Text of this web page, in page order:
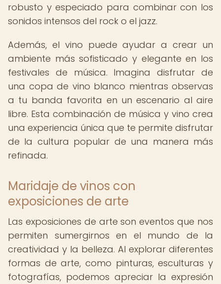
robusto y especiado para combinar con los
sonidos intensos del rock o el jazz.
Además, el vino puede ayudar a crear un
ambiente más sofisticado y elegante en los
festivales de música. Imagina disfrutar de
una copa de vino blanco mientras observas
a tu banda favorita en un escenario al aire
libre. Esta combinación de música y vino crea
una experiencia única que te permite disfrutar
de la cultura popular de una manera más
refinada.
Maridaje de vinos con
exposiciones de arte
Las exposiciones de arte son eventos que nos
permiten sumergirnos en el mundo de la
creatividad y la belleza. Al explorar diferentes
formas de arte, como pinturas, esculturas y
fotografías, podemos apreciar la expresión